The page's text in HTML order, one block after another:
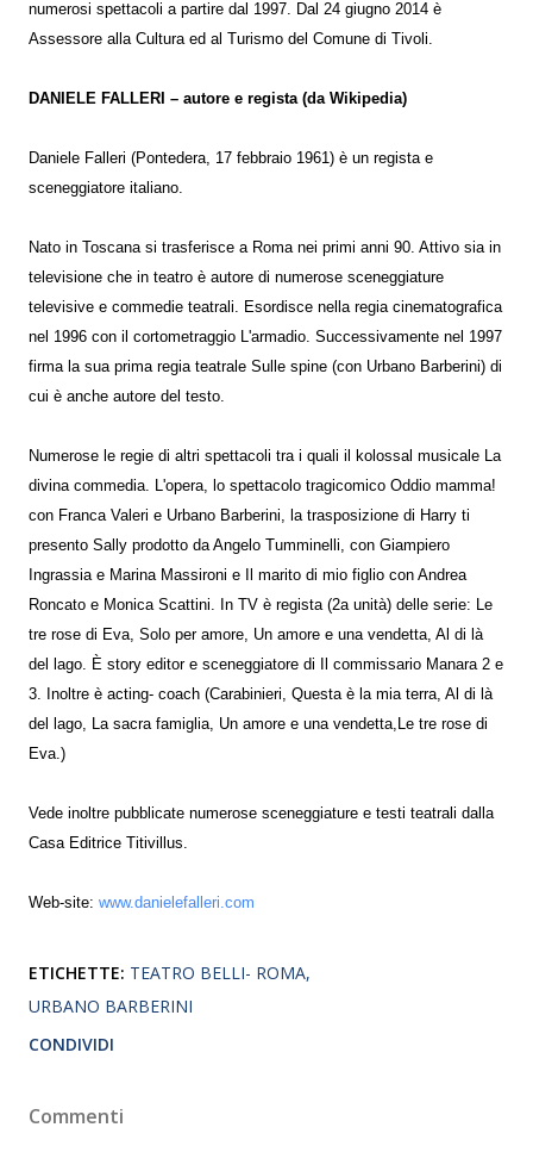
numerosi spettacoli a partire dal 1997. Dal 24 giugno 2014 è
Assessore alla Cultura ed al Turismo del Comune di Tivoli.
DANIELE FALLERI – autore e regista (da Wikipedia)
Daniele Falleri (Pontedera, 17 febbraio 1961) è un regista e
sceneggiatore italiano.
Nato in Toscana si trasferisce a Roma nei primi anni 90. Attivo sia in
televisione che in teatro è autore di numerose sceneggiature
televisive e commedie teatrali. Esordisce nella regia cinematografica
nel 1996 con il cortometraggio L'armadio. Successivamente nel 1997
firma la sua prima regia teatrale Sulle spine (con Urbano Barberini) di
cui è anche autore del testo.
Numerose le regie di altri spettacoli tra i quali il kolossal musicale La
divina commedia. L'opera, lo spettacolo tragicomico Oddio mamma!
con Franca Valeri e Urbano Barberini, la trasposizione di Harry ti
presento Sally prodotto da Angelo Tumminelli, con Giampiero
Ingrassia e Marina Massironi e Il marito di mio figlio con Andrea
Roncato e Monica Scattini. In TV è regista (2a unità) delle serie: Le
tre rose di Eva, Solo per amore, Un amore e una vendetta, Al di là
del lago. È story editor e sceneggiatore di Il commissario Manara 2 e
3. Inoltre è acting- coach (Carabinieri, Questa è la mia terra, Al di là
del lago, La sacra famiglia, Un amore e una vendetta,Le tre rose di
Eva.)
Vede inoltre pubblicate numerose sceneggiature e testi teatrali dalla
Casa Editrice Titivillus.
Web-site: www.danielefalleri.com
ETICHETTE: TEATRO BELLI- ROMA
URBANO BARBERINI
CONDIVIDI
Commenti